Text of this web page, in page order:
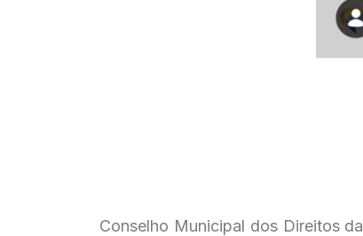
Conselho Municipal dos Direitos